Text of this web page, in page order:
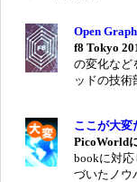
Open
f8 Tokyo
の変化など
ッドの技術
ここが大変
PicoWorld
bookに対
づいたノウ